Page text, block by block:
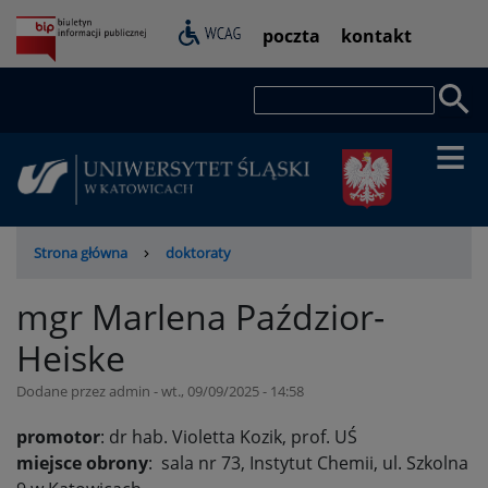
Przejdź
do
treści
Pasek
dostępności
poczta kontakt
Ścieżka
Strona główna doktoraty
mgr Marlena Paździor-
Heiske
Dodane przez admin -wt., 09/09/2025 - 14:58
promotor: dr hab. Violetta Kozik, prof. UŚ
miejsce obrony: sala nr 73, Instytut Chemii, ul. Szkolna